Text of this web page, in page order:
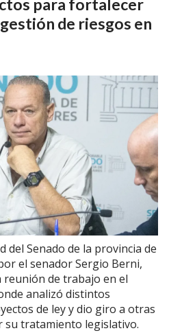
para fortalecer
de riesgos en
del Senado de la provincia de
el senador Sergio Berni,
reunión de trabajo en el
analizó distintos
de ley y dio giro a otras
su tratamiento legislativo.